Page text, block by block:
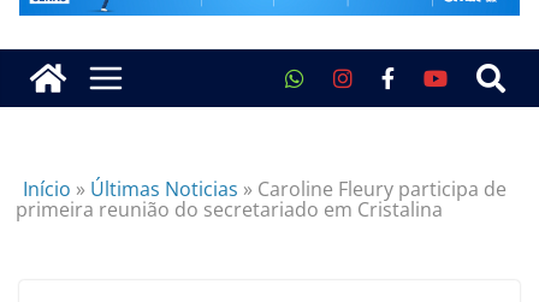
Início » Últimas Noticias » Caroline Fleury participa de
primeira reunião do secretariado em Cristalina